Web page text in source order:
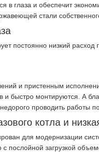
в глаза и обеспечит
стали
постоянно низкий
и пристенным
и быстро монтируются. А
проводить работы
котла и
для модернизации
послойной загрузкой